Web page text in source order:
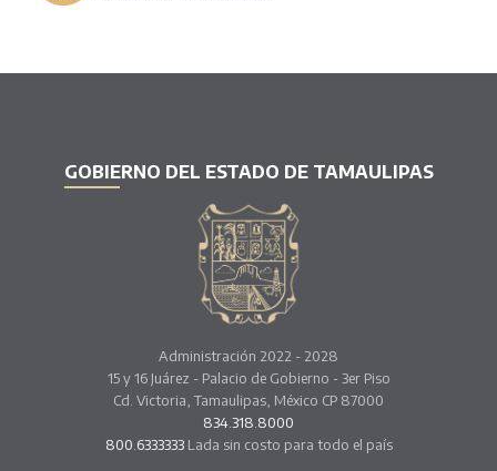
GOBIERNO DEL ESTADO DE TAMAULIPAS
Administración 2022 - 2028
15 y 16 Juárez - Palacio de Gobierno - 3er Piso
Cd. Victoria, Tamaulipas, México CP 87000
834.318.8000
800.6333333Lada sin costo para todo el país